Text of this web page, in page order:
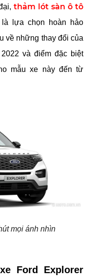
thảm lót sàn ô tô
là lựa chọn hoàn hảo
về những thay đổi của
và điểm đặc biệt
mẫu xe này đến từ
mọi ánh nhìn
Ford Explorer